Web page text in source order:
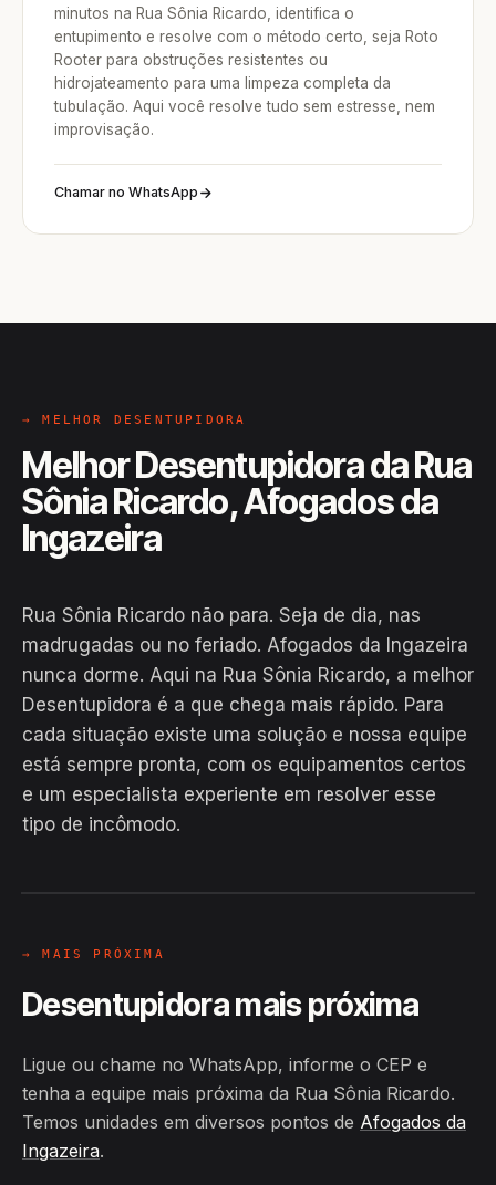
minutos na Rua Sônia Ricardo, identifica o
entupimento e resolve com o método certo, seja Roto
Rooter para obstruções resistentes ou
hidrojateamento para uma limpeza completa da
tubulação. Aqui você resolve tudo sem estresse, nem
improvisação.
Chamar no WhatsApp
→ MELHOR DESENTUPIDORA
Melhor Desentupidora da Rua
Sônia Ricardo, Afogados da
Ingazeira
Rua Sônia Ricardo não para. Seja de dia, nas
madrugadas ou no feriado. Afogados da Ingazeira
nunca dorme. Aqui na Rua Sônia Ricardo, a melhor
Desentupidora é a que chega mais rápido. Para
cada situação existe uma solução e nossa equipe
está sempre pronta, com os equipamentos certos
e um especialista experiente em resolver esse
tipo de incômodo.
Hiroshiro · Rua Sônia Ricardo,
→ MAIS PRÓXIMA
Desentupidora mais próxima
Ligue ou chame no WhatsApp, informe o CEP e
tenha a equipe mais próxima da Rua Sônia Ricardo.
Temos unidades em diversos pontos de Afogados da
Ingazeira.